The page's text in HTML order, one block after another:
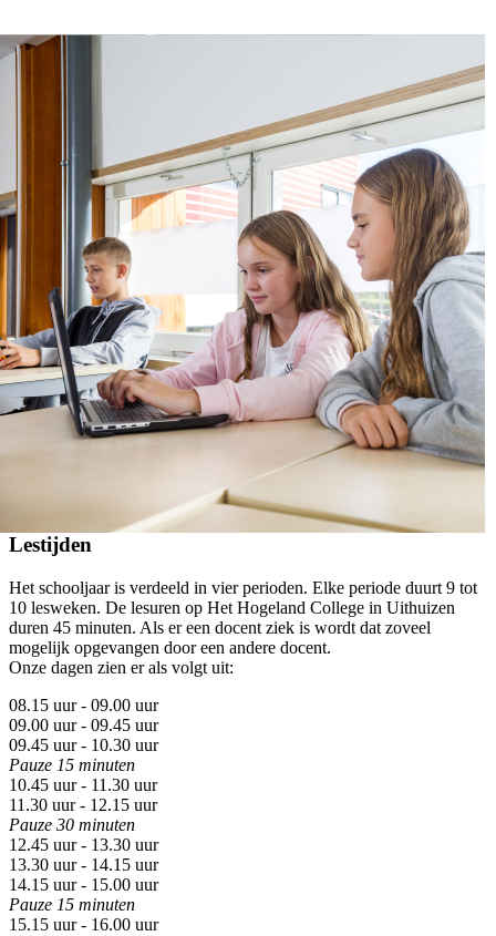
Lestijden
Het schooljaar is verdeeld in vier perioden. Elke periode duurt 9 tot
10 lesweken. De lesuren op Het Hogeland College in Uithuizen
duren 45 minuten. Als er een docent ziek is wordt dat zoveel
mogelijk opgevangen door een andere docent.
Onze dagen zien er als volgt uit:
08.15 uur - 09.00 uur
09.00 uur - 09.45 uur
09.45 uur - 10.30 uur
Pauze 15 minuten
10.45 uur - 11.30 uur
11.30 uur - 12.15 uur
Pauze 30 minuten
12.45 uur - 13.30 uur
13.30 uur - 14.15 uur
14.15 uur - 15.00 uur
Pauze 15 minuten
15.15 uur - 16.00 uur